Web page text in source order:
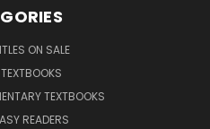
ON SALE
TEXTBOOKS
READERS